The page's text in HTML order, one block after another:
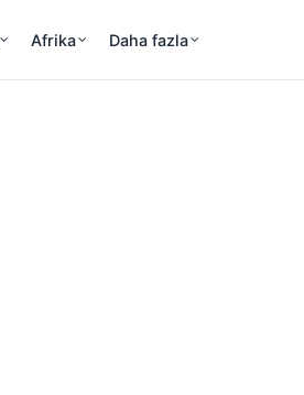
Afrika Daha fazla